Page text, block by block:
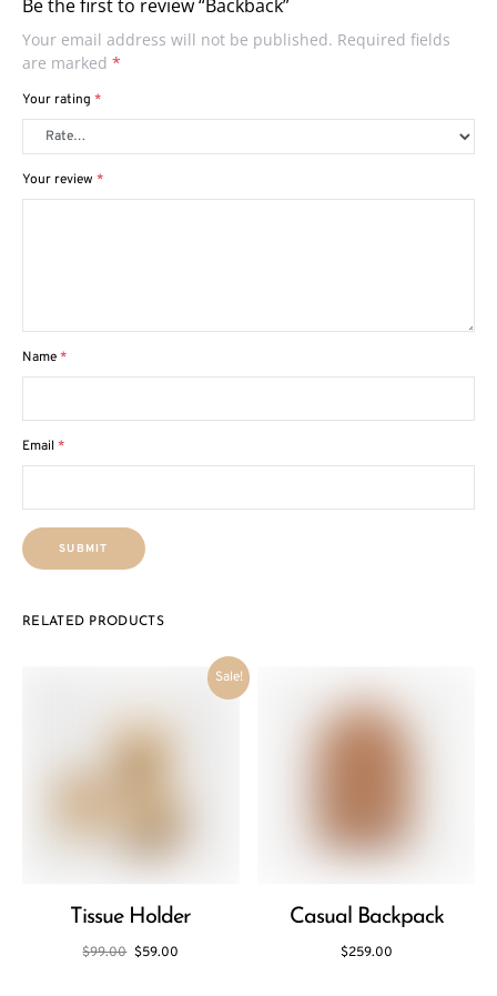
Be the first to review “Backback”
Your email address will not be published. Required fields
are marked *
Your rating *
Your review *
Name*
Email*
RELATED PRODUCTS
Sale!
Tissue Holder
$99.00 $59.00
Casual Backpack
$259.00